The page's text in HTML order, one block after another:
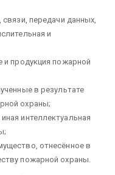
передачи данных,
и
и продукция пожарной
в ре­зультате
охраны;
интеллектуальная
отнесённое в
пожарной охраны.